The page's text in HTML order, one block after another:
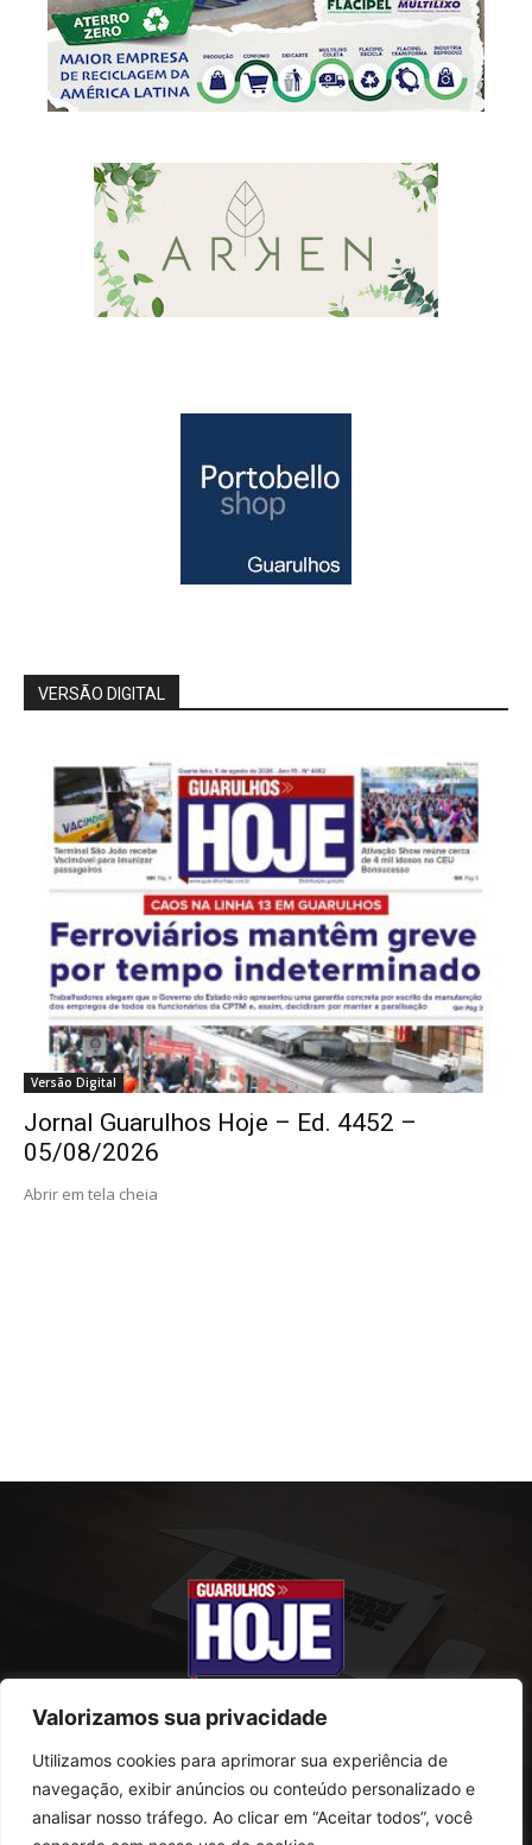
Valorizamos sua privacidade
Utilizamos cookies para aprimorar sua experiência de
navegação, exibir anúncios ou conteúdo personalizado e
analisar nosso tráfego. Ao clicar em “Aceitar todos”, você
VERSÃO DIGITAL
Versão Digital
Jornal Guarulhos Hoje – Ed. 4452 –
05/08/2026
Abrir em tela cheia
SOBRE NÓS